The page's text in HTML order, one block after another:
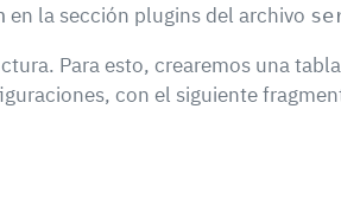
en la sección plugins del archivo
Para esto, crearemos una tabla
con el siguiente